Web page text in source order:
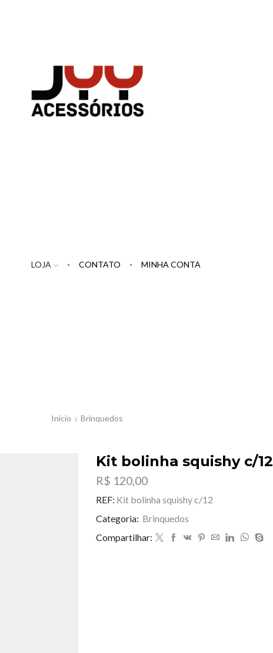
LOJA CONTATO MINHA CONTA
Início Brinquedos
Kit bolinha squishy c/12
R$ 120,00
REF: Kit bolinha squishy c/12
Categoria: Brinquedos
Compartilhar: